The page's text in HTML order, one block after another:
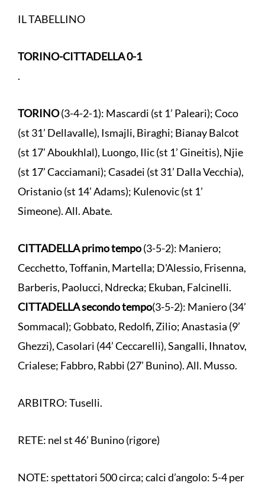
IL TABELLINO
TORINO-CITTADELLA 0-1
.
TORINO(3-4-2-1): Mascardi (st 1’ Paleari); Coco
(st 31’ Dellavalle), Ismajli, Biraghi; Bianay Balcot
(st 17’ Aboukhlal), Luongo, Ilic (st 1’ Gineitis), Njie
(st 17’ Cacciamani); Casadei (st 31’ Dalla Vecchia),
Oristanio (st 14’ Adams); Kulenovic (st 1’
Simeone). All. Abate.
CITTADELLA primo tempo(3-5-2): Maniero;
Cecchetto, Toffanin, Martella; D'Alessio, Frisenna,
Barberis, Paolucci, Ndrecka; Ekuban, Falcinelli.
CITTADELLA secondo tempo(3-5-2): Maniero (34’
Sommacal); Gobbato, Redolfi, Zilio; Anastasia (9’
Ghezzi), Casolari (44’ Ceccarelli), Sangalli, Ihnatov,
Crialese; Fabbro, Rabbi (27’ Bunino). All. Musso.
ARBITRO: Tuselli.
RETE: nel st 46’ Bunino (rigore)
NOTE: spettatori 500 circa; calci d’angolo: 5-4 per